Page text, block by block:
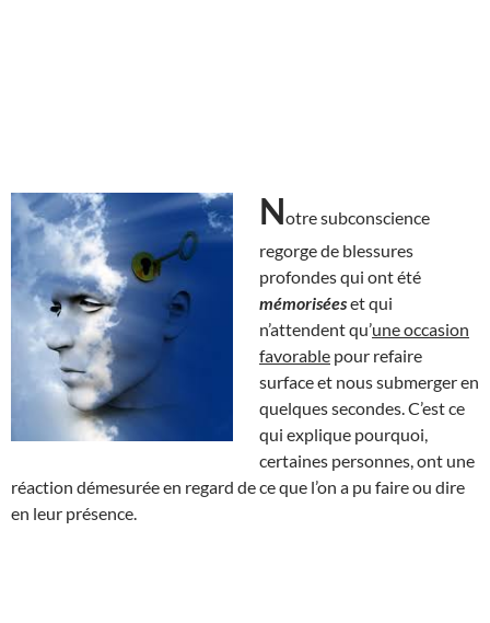
Notre subconscience
regorge de blessures
profondes qui ont été
mémoriséeset qui
n’attendent qu’une occasion
favorable pour refaire
surface et nous submerger en
quelques secondes. C’est ce
qui explique pourquoi,
certaines personnes, ont une
réaction démesurée en regard de ce que l’on a pu faire ou dire
en leur présence.